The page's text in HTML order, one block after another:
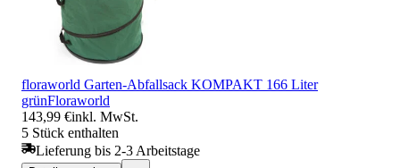
floraworld Garten-Abfallsack KOMPAKT 166 Liter
grünFloraworld
143,99 €inkl. MwSt.
5 Stück enthalten
Lieferung bis 2-3 Arbeitstage